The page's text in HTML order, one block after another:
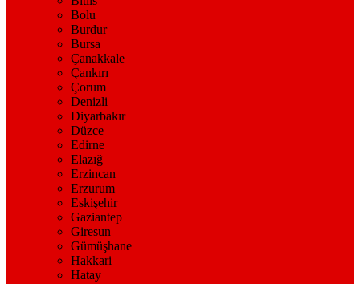
Bolu
Burdur
Bursa
Çanakkale
Çankırı
Çorum
Denizli
Diyarbakır
Düzce
Edirne
Elazığ
Erzincan
Erzurum
Eskişehir
Gaziantep
Giresun
Gümüşhane
Hakkari
Hatay